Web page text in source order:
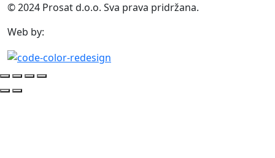
© 2024 Prosat d.o.o. Sva prava pridržana.
Web by: